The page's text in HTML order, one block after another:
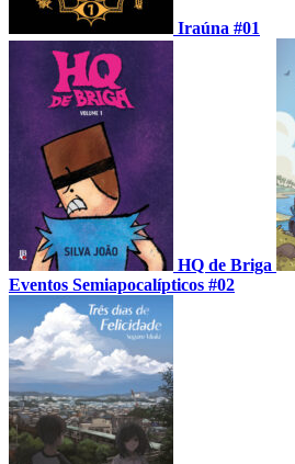
Iraúna #01
HQ de Briga
Eventos Semiapocalípticos #02